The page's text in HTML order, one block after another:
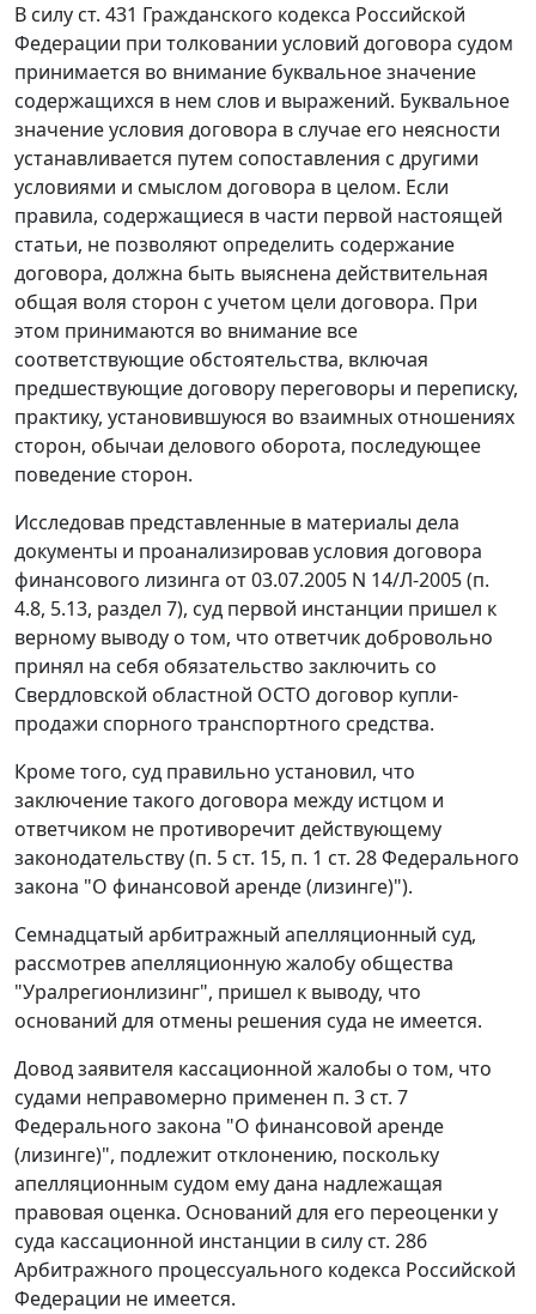
В силу ст. 431 Гражданского кодекса Российской
Федерации при толковании условий договора судом
принимается во внимание буквальное значение
содержащихся в нем слов и выражений. Буквальное
значение условия договора в случае его неясности
устанавливается путем сопоставления с другими
условиями и смыслом договора в целом. Если
правила, содержащиеся в части первой настоящей
статьи, не позволяют определить содержание
договора, должна быть выяснена действительная
общая воля сторон с учетом цели договора. При
этом принимаются во внимание все
соответствующие обстоятельства, включая
предшествующие договору переговоры и переписку,
практику, установившуюся во взаимных отношениях
сторон, обычаи делового оборота, последующее
поведение сторон.
Исследовав представленные в материалы дела
документы и проанализировав условия договора
финансового лизинга от 03.07.2005 N 14/Л-2005 (п.
4.8, 5.13, раздел 7), суд первой инстанции пришел к
верному выводу о том, что ответчик добровольно
принял на себя обязательство заключить со
Свердловской областной ОСТО договор купли-
продажи спорного транспортного средства.
Кроме того, суд правильно установил, что
заключение такого договора между истцом и
ответчиком не противоречит действующему
законодательству (п. 5 ст. 15, п. 1 ст. 28Федерального
закона "О финансовой аренде (лизинге)").
Семнадцатый арбитражный апелляционный суд,
рассмотрев апелляционную жалобу общества
"Уралрегионлизинг", пришел к выводу, что
оснований для отмены решения суда не имеется.
Довод заявителя кассационной жалобы о том, что
судами неправомерно применен п. 3 ст. 7
Федерального закона "О финансовой аренде
(лизинге)", подлежит отклонению, поскольку
апелляционным судом ему дана надлежащая
правовая оценка. Оснований для его переоценки у
суда кассационной инстанции в силу ст. 286
Арбитражного процессуального кодекса Российской
Федерации не имеется.